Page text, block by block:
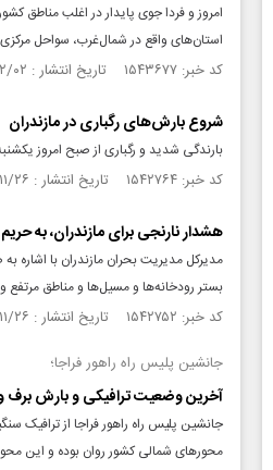
امروز و فردا جوی پایدار در اغلب مناطق
استان‌های واقع در شمال‌غرب، سواحل
کد خبر: ۱۵۴۳۶۷۷ تاریخ انتشار : ۱۴۰۴/۱۲/۰۲
شروع بارش‌های رگباری در مازندران
بارندگی شدید و رگباری از صبح امروز
کد خبر: ۱۵۴۲۷۶۴ تاریخ انتشار : ۱۴۰۴/۱۱/۲۶
هشدار نارنجی برای مازندران، به
مدیرکل مدیریت بحران مازندران با
بستر رودخانه‌ها و مسیل‌ها و مناطق مرتفع
کد خبر: ۱۵۴۲۷۵۲ تاریخ انتشار : ۱۴۰۴/۱۱/۲۶
جانشین پلیس راه راهور فراجا؛
آخرین وضعیت ترافیکی و بارش برف
جانشین پلیس راه راهور فراجا از ترافیک
محور‌های شمالی کشور روان بوده و این